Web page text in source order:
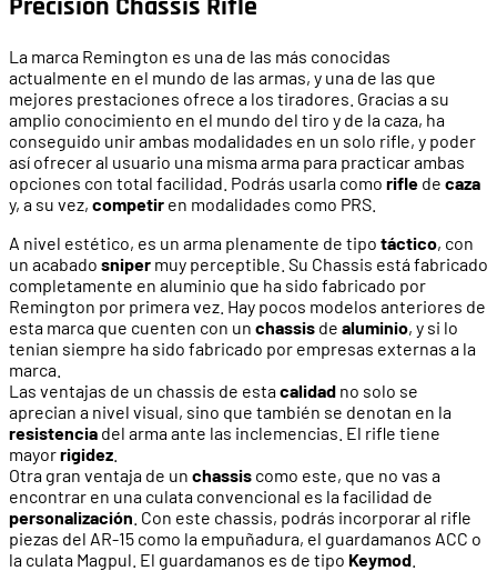
La marca Remington es una de las más conocidas
actualmente en el mundo de las armas, y una de las que
mejores prestaciones ofrece a los tiradores. Gracias a su
amplio conocimiento en el mundo del tiro y de la caza, ha
conseguido unir ambas modalidades en un solo rifle, y poder
así ofrecer al usuario una misma arma para practicar ambas
opciones con total facilidad. Podrás usarla como rifle de caza
y, a su vez, competir en modalidades como PRS.
A nivel estético, es un arma plenamente de tipo táctico, con
un acabado sniper muy perceptible. Su Chassis está fabricado
completamente en aluminio que ha sido fabricado por
Remington por primera vez. Hay pocos modelos anteriores de
esta marca que cuenten con un chassis de aluminio, y si lo
tenian siempre ha sido fabricado por empresas externas a la
marca.
Las ventajas de un chassis de estacalidad no solo se
aprecian a nivel visual, sino que también se denotan en la
resistencia del arma ante las inclemencias. El rifle tiene
mayorrigidez
Otra gran ventaja de un chassis como este, que no vas a
encontrar en una culata convencional es la facilidad de
personalización . Con este chassis, podrás incorporar al rifle
piezas del AR-15 como la empuñadura, el guardamanos ACC o
la culata Magpul. El guardamanos es de tipo Keymod